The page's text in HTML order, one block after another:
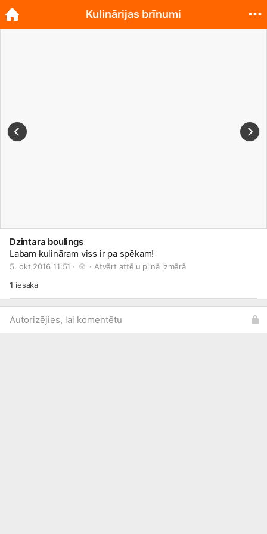
Dzintara boulings
Labam kulināram viss ir pa spēkam!
5. okt 2016 11:51 · · Atvērt attēlu pilnā izmērā
1 iesaka
Autorizējies, lai komentētu
Kulinārijas brīnumi